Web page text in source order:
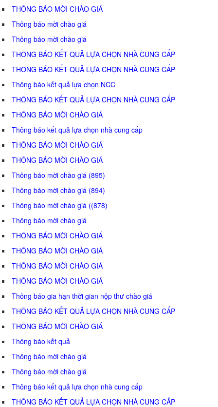
THÔNG BÁO MỜI CHÀO GIÁ
Thông báo mời chào giá
Thông báo mời chào giá
THÔNG BÁO KẾT QUẢ LỰA CHỌN NHÀ CUNG CẤP
THÔNG BÁO KẾT QUẢ LỰA CHỌN NHÀ CUNG CẤP
Thông báo kết quả lựa chọn NCC
THÔNG BÁO KẾT QUẢ LỰA CHỌN NHÀ CUNG CẤP
THÔNG BÁO MỜI CHÀO GIÁ
Thông báo kết quả lựa chọn nhà cung cấp
THÔNG BÁO MỜI CHÀO GIÁ
THÔNG BÁO MỜI CHÀO GIÁ
Thông báo mời chào giá (895)
Thông báo mời chào giá (894)
Thông báo mời chào giá ((878)
Thông báo mời chào giá
THÔNG BÁO MỜI CHÀO GIÁ
THÔNG BÁO MỜI CHÀO GIÁ
THÔNG BÁO MỜI CHÀO GIÁ
THÔNG BÁO MỜI CHÀO GIÁ
Thông báo gia hạn thời gian nộp thư chào giá
THÔNG BÁO KẾT QUẢ LỰA CHỌN NHÀ CUNG CẤP
THÔNG BÁO MỜI CHÀO GIÁ
Thông báo kết quả
Thông báo mời chào giá
Thông báo mời chào giá
Thông báo kết quả lựa chọn nhà cung cấp
THÔNG BÁO KẾT QUẢ LỰA CHỌN NHÀ CUNG CẤP